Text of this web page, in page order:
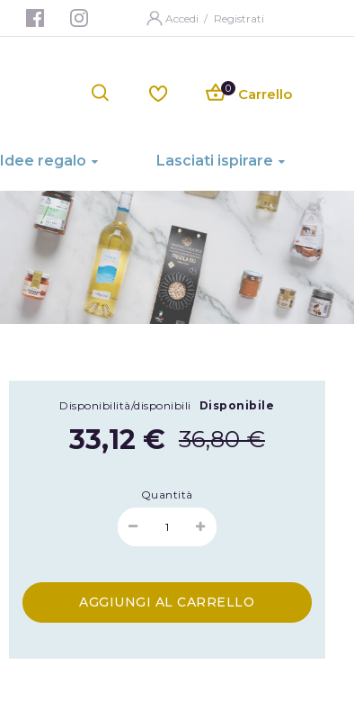
Accedi / Registrati
Carrello
Idee regalo Lasciati ispirare
Disponibilità/disponibili Disponibile
33,12 € 36,80 €
Quantità
AGGIUNGI AL CARRELLO